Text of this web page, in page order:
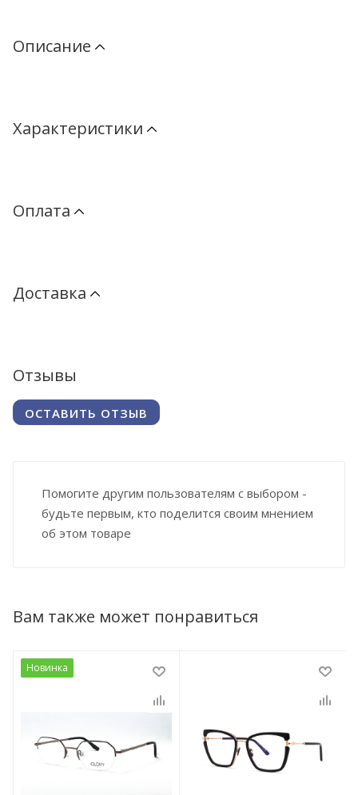
Описание
Характеристики
Оплата
Доставка
Отзывы
ОСТАВИТЬ ОТЗЫВ
Помогите другим пользователям с выбором -
будьте первым, кто поделится своим мнением
об этом товаре
Вам также может понравиться
Новинка